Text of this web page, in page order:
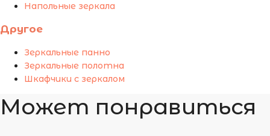
Напольные зеркала
Другое
Зеркальные панно
Зеркальные полотна
Шкафчики с зеркалом
Может понравиться